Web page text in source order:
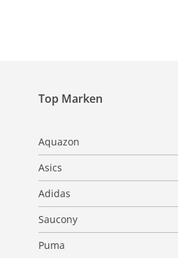
Top Marken
Aquazon
Asics
Adidas
Saucony
Puma